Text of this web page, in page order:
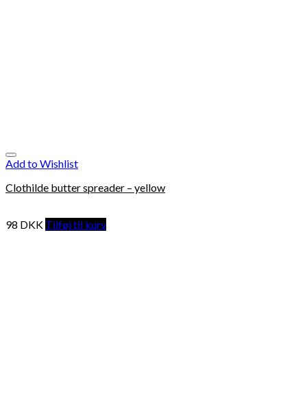
Add to Wishlist
Clothilde butter spreader – yellow
98 DKK Tilføj til kurv